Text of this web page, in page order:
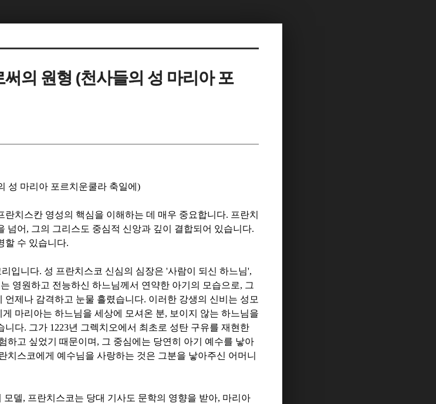
의 원형 (천사들의 성 마리아 포
성 마리아 포르치운쿨라 축일에 )
치스칸 영성의 핵심을 이해하는 데 매우 중요합니다. 프란치
넘어 , 그의 그리스도 중심적 신앙과 깊이 결합되어 있습니다.
할 수 있습니다.
입니다. 성 프란치스코 신심의 심장은 '사람이 되신 하느님',
영원하고 전능하신 하느님께서 연약한 아기의 모습으로, 그
언제나 감격하고 눈물 흘렸습니다. 이러한 강생의 신비는 성모
게 마리아는 하느님을 세상에 모셔온 분, 보이지 않는 하느님을
니다. 그가 1223년 그렉치오에서 최초로 성탄 구유를 재현한
하고 싶었기 때문이며 , 그 중심에는 당연히 아기 예수를 낳아
치스코에게 예수님을 사랑하는 것은 그분을 낳아주신 어머니
모델, 프란치스코는 당대 기사도 문학의 영향을 받아, 마리아